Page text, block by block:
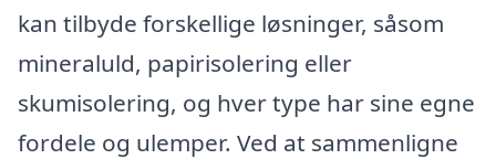
kan tilbyde forskellige løsninger, såsom
mineraluld, papirisolering eller
skumisolering, og hver type har sine egne
fordele og ulemper. Ved at sammenligne